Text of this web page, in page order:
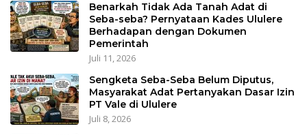
Benarkah Tidak Ada Tanah Adat di
Seba-seba? Pernyataan Kades Ululere
Berhadapan dengan Dokumen
Pemerintah
Juli 11, 2026
Sengketa Seba-Seba Belum Diputus,
Masyarakat Adat Pertanyakan Dasar Izin
PT Vale di Ululere
Juli 8, 2026